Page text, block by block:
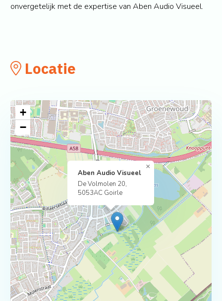
onvergetelijk met de expertise van Aben Audio Visueel.
Locatie
Aben Audio Visueel
De Volmolen 20,
5053AC Goirle
×
+
−